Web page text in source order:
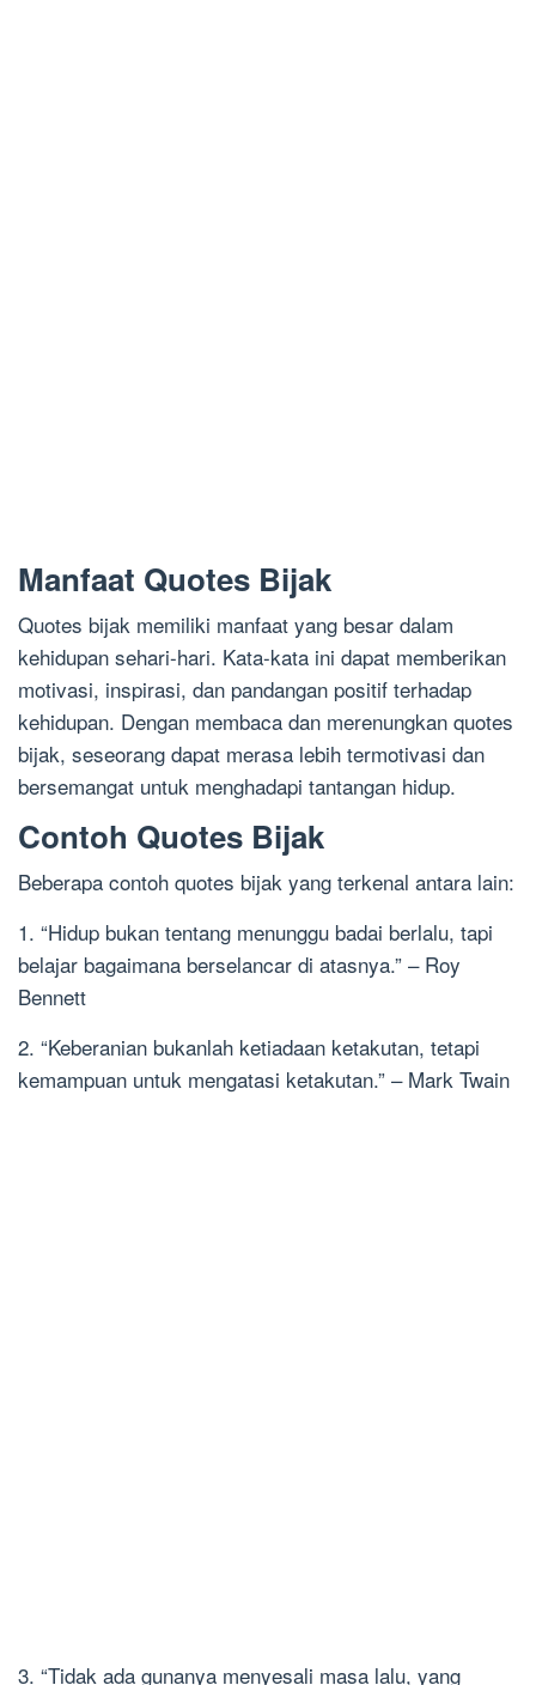
Manfaat Quotes Bijak
Quotes bijak memiliki manfaat yang besar dalam
kehidupan sehari-hari. Kata-kata ini dapat memberikan
motivasi, inspirasi, dan pandangan positif terhadap
kehidupan. Dengan membaca dan merenungkan quotes
bijak, seseorang dapat merasa lebih termotivasi dan
bersemangat untuk menghadapi tantangan hidup.
Contoh Quotes Bijak
Beberapa contoh quotes bijak yang terkenal antara lain:
1. “Hidup bukan tentang menunggu badai berlalu, tapi
belajar bagaimana berselancar di atasnya.” – Roy
Bennett
2. “Keberanian bukanlah ketiadaan ketakutan, tetapi
kemampuan untuk mengatasi ketakutan.” – Mark Twain
3. “Tidak ada gunanya menyesali masa lalu, yang